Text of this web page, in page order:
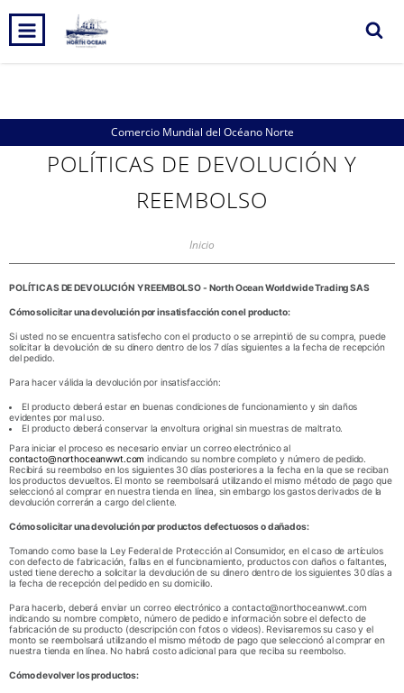
INICIO 0
Comercio Mundial del Océano Norte
POLÍTICAS DE DEVOLUCIÓN Y
REEMBOLSO
Inicio
POLÍTICAS DE DEVOLUCIÓN Y REEMBOLSO - North Ocean Worldwide Trading SAS
Cómo solicitar una devolución por insatisfacción con el producto:
Si usted no se encuentra satisfecho con el producto o se arrepintió de su compra, puede
solicitar la devolución de su dinero dentro de los 7 días siguientes a la fecha de recepción
del pedido.
Para hacer válida la devolución por insatisfacción:
El producto deberá estar en buenas condiciones de funcionamiento y sin daños
evidentes por mal uso.
El producto deberá conservar la envoltura original sin muestras de maltrato.
Para iniciar el proceso es necesario enviar un correo electrónico al
contacto@northoceanwwt.com indicando su nombre completo y número de pedido.
Recibirá su reembolso en los siguientes 30 días posteriores a la fecha en la que se reciban
los productos devueltos. El monto se reembolsará utilizando el mismo método de pago que
seleccionó al comprar en nuestra tienda en línea, sin embargo los gastos derivados de la
devolución correrán a cargo del cliente.
Cómo solicitar una devolución por productos defectuosos o dañados:
Tomando como base la Ley Federal de Protección al Consumidor, en el caso de artículos
con defecto de fabricación, fallas en el funcionamiento, productos con daños o faltantes,
usted tiene derecho a solicitar la devolución de su dinero dentro de los siguientes 30 días a
la fecha de recepción del pedido en su domicilio.
Para hacerlo, deberá enviar un correo electrónico a contacto@northoceanwwt.com
indicando su nombre completo, número de pedido e información sobre el defecto de
fabricación de su producto (descripción con fotos o videos). Revisaremos su caso y el
monto se reembolsará utilizando el mismo método de pago que seleccionó al comprar en
nuestra tienda en línea. No habrá costo adicional para que reciba su reembolso.
Cómo devolver los productos: